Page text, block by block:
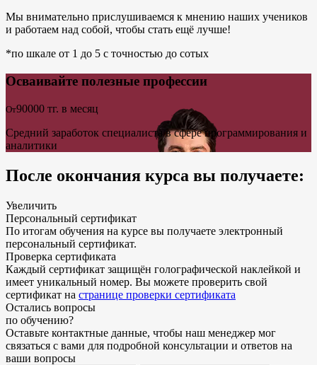
Мы внимательно прислушиваемся к мнению наших учеников
и работаем над собой, чтобы стать ещё лучше!
*по шкале от 1 до 5 с точностью до сотых
Осваивайте полезные профессии
От90000 тг. в месяц
Средний заработок специалиста в сфере программирования и
аналитики
После окончания курса вы получаете:
Увеличить
Персональный сертификат
По итогам обучения на курсе вы получаете электронный
персональный сертификат.
Проверка сертификата
Каждый сертификат защищён голографической наклейкой и
имеет уникальный номер. Вы можете проверить свой
сертификат на странице проверки сертификата
Остались вопросы
по обучению?
Оставьте контактные данные, чтобы наш менеджер мог
связаться с вами для подробной консультации и ответов на
ваши вопросы